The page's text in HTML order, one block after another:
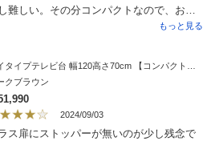
難しい。その分コンパクトなので、お部
もっと見る
クブラウン
2024/09/03
ス扉にストッパーが無いのが少し残念で